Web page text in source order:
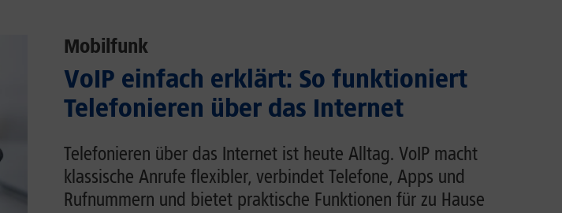
Mobilfunk
VoIP einfach erklärt: So funktioniert
Telefonieren über das Internet
Telefonieren über das Internet ist heute Alltag. VoIP macht
klassische Anrufe flexibler, verbindet Telefone, Apps und
Rufnummern und bietet praktische Funktionen für zu Hause